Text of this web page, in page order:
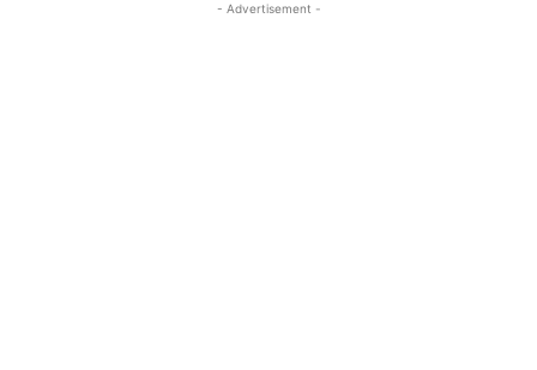
- Advertisement -